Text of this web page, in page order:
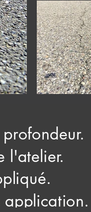
l'atelier.
application.